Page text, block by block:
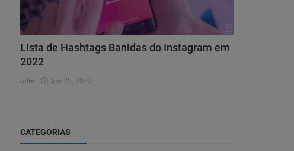
Lista de Hashtags Banidas do Instagram em
2022
adm Jan 25, 2022
CATEGORIAS